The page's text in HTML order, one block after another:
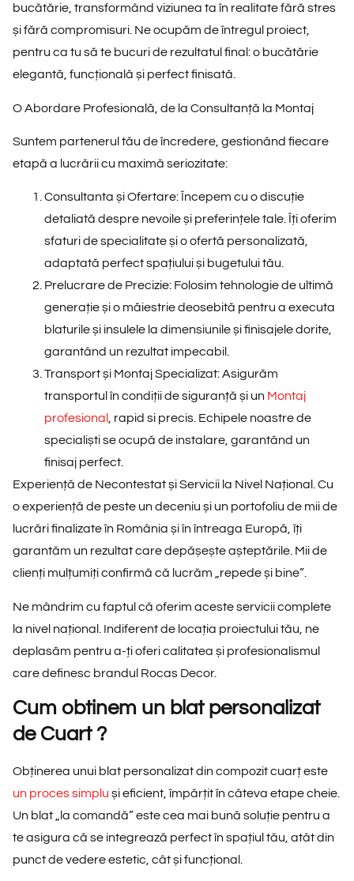
bucătărie, transformând viziunea ta în realitate fără stres
și fără compromisuri. Ne ocupăm de întregul proiect,
pentru ca tu să te bucuri de rezultatul final: o bucătărie
elegantă, funcțională și perfect finisată.
O Abordare Profesională, de la Consultanță la Montaj
Suntem partenerul tău de încredere, gestionând fiecare
etapă a lucrării cu maximă seriozitate:
Consultanta și Ofertare: Începem cu o discuție
detaliată despre nevoile și preferințele tale. Îți oferim
sfaturi de specialitate și o ofertă personalizată,
adaptată perfect spațiului și bugetului tău.
Prelucrare de Precizie: Folosim tehnologie de ultimă
generație și o măiestrie deosebită pentru a executa
blaturile și insulele la dimensiunile și finisajele dorite,
garantând un rezultat impecabil.
Transport și Montaj Specializat:Asigurăm
transportul în condiții de siguranță și un Montaj
profesional , rapid si precis. Echipele noastre de
specialiști se ocupă de instalare, garantând un
finisaj perfect.
Experiență de Necontestat și Servicii la Nivel Național. Cu
o experiență de peste un deceniu și un portofoliu de mii de
lucrări finalizate în România și în întreaga Europă, îți
garantăm un rezultat care depășește așteptările. Mii de
clienți mulțumiți confirmă că lucrăm „repede și bine”.
Ne mândrim cu faptul că oferim aceste servicii complete
la nivel național. Indiferent de locația proiectului tău, ne
deplasăm pentru a-ți oferi calitatea și profesionalismul
care definesc brandul Rocas Decor.
Cum obtinem un blat personalizat
de Cuart ?
Obținerea unui blat personalizat din compozit cuarț este
un proces simplu și eficient, împărțit în câteva etape cheie.
Un blat „la comandă” este cea mai bună soluție pentru a
te asigura că se integrează perfect în spațiul tău, atât din
punct de vedere estetic, cât și funcțional.